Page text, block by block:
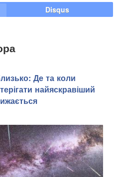
Disqus
Де та коли
найяскравіший